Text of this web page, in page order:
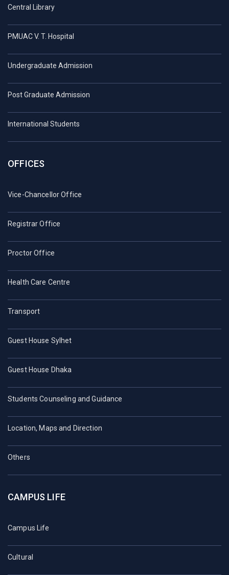
Central Library
PMUAC V. T. Hospital
Undergraduate Admission
Post Graduate Admission
International Students
OFFICES
Vice-Chancellor Office
Registrar Office
Proctor Office
Health Care Centre
Transport
Guest House Sylhet
Guest House Dhaka
Students Counseling and Guidance
Location, Maps and Direction
Others
CAMPUS LIFE
Campus Life
Cultural